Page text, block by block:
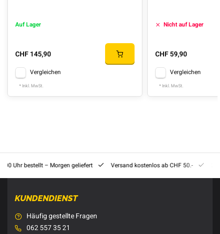
Auf Lager
CHF 145,90
Vergleichen
* Inkl. MwSt.
Nicht auf Lager
CHF 59,90
Vergleichen
* Inkl. MwSt.
Uhr bestellt – Morgen geliefert Versand kostenlos ab CHF 50.-
KUNDENDIENST
Häufig gestellte Fragen
062 557 35 21